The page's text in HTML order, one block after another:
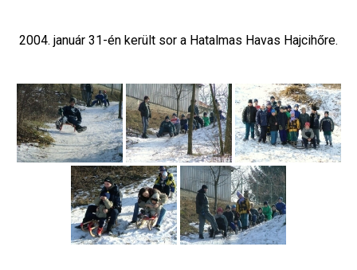
2004. január 31-én került sor a Hatalmas Havas Hajcihőre.